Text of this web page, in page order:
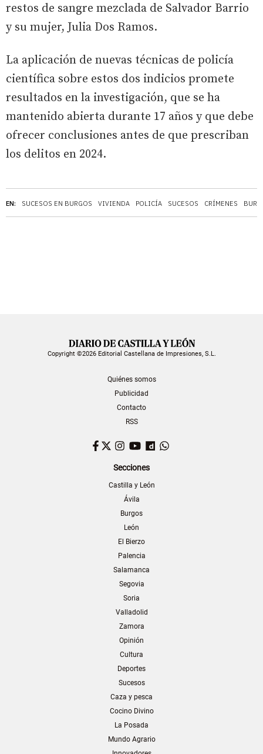
EN: SUCESOS EN BURGOS VIVIENDA POLICÍA SUCESOS CRÍMENES
restos de sangre mezclada de Salvador Barrio
y su mujer, Julia Dos Ramos.
La aplicación de nuevas técnicas de policía
científica sobre estos dos indicios promete
resultados en la investigación, que se ha
mantenido abierta durante 17 años y que debe
ofrecer conclusiones antes de que prescriban
los delitos en 2024.
Copyright ©2026 Editorial Castellana de Impresiones, S.L.
Quiénes somos
Publicidad
Contacto
RSS
Facebook
TwitterInstagram
YouTubeDailymotion
Secciones
Castilla y León
Ávila
Burgos
León
El Bierzo
Palencia
Salamanca
Segovia
Soria
Valladolid
Zamora
Opinión
Cultura
Deportes
Sucesos
Caza y pesca
Cocino Divino
La Posada
Mundo Agrario